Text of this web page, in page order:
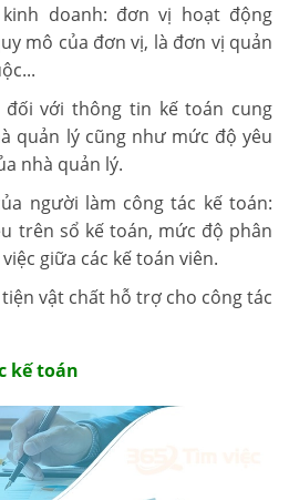
doanh: đơn vị hoạt động
mô của đơn vị, là đơn vị quản
đối với thông tin kế toán cung
quản lý cũng như mức độ yêu
nhà quản lý.
người làm công tác kế toán:
trên sổ kế toán, mức độ phân
giữa các kế toán viên.
vật chất hỗ trợ cho công tác
kế toán